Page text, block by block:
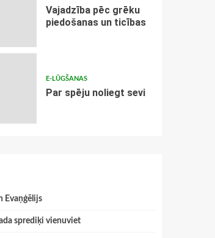
Vajadzība pēc grēku
piedošanas un ticības
E-LŪGŠANAS
Par spēju noliegt sevi
Evaņģēlijs
sprediķi vienuviet